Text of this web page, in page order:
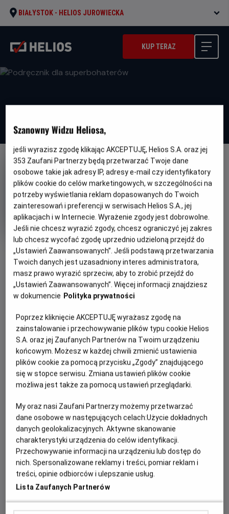
BIAŁYSTOK - HELIOS JUROWIECKA
KUP TERAZ
DUBBING WKRÓTCE
OBSERWUJ
Podręcznik dla superbohaterów
Oryginalny
tytuł
Handbok för superhjältar Gatunek
Animowany /
Familijny
Minimalny
wiek
Od 6 lat
Czas
trwania
91 min
Kraj
i
rok
produkcji
Szwecja
PREMIERA
REŻYSERIA
Anoo Bhagavan, Patrik
Forsberg
SCENARIUSZ
Anoo Bhagavan, Patrik
Forsberg
WIĘCEJ SZCZEGÓŁÓW
OPIS FILMU
10-letnia Lisa żyje w niewielkim miasteczku, gdzie nie ma
przyjaciół. Pewnego dnia znajduje "Podręcznik dla
Superbohaterów" i przemienia się w Czerwoną Maskę.
Ratując miasto będzie musiała znaleźć w sobie odwagę do
zmierzenia się ze swoimi lękami.
Szanowny Widzu Heliosa,
jeśli wyrazisz zgodę klikając AKCEPTUJĘ, Helios S.A. oraz jej
353 Zaufani Partnerzy będą przetwarzać Twoje dane
osobowe takie jak adresy IP, adresy e-mail czy identyfikatory
plików cookie do celów marketingowych, w szczególności na
potrzeby wyświetlania reklam dopasowanych do Twoich
zainteresowań i preferencji w serwisach Helios S.A., jej
aplikacjach i w Internecie. Wyrażenie zgody jest dobrowolne.
Jeśli nie chcesz wyrazić zgody, chcesz ograniczyć jej zakres
lub chcesz wycofać zgodę uprzednio udzieloną przejdź do
„Ustawień Zaawansowanych”. Jeśli podstawą przetwarzania
Twoich danych jest uzasadniony interes administratora,
masz prawo wyrazić sprzeciw, aby to zrobić przejdź do
„Ustawień Zaawansowanych”. Więcej informacji znajdziesz
w dokumencie Polityka prywatności
Poprzez kliknięcie AKCEPTUJĘ wyrażasz zgodę na
zainstalowanie i przechowywanie plików typu cookie Helios
S.A. oraz jej Zaufanych Partnerów na Twoim urządzeniu
końcowym. Możesz w każdej chwili zmienić ustawienia
plików cookie za pomocą przycisku „Zgody” znajdującego
się w stopce serwisu. Zmiana ustawień plików cookie
możliwa jest także za pomocą ustawień przeglądarki.
My oraz nasi Zaufani Partnerzy możemy przetwarzać
dane osobowe w następujących celach:Użycie dokładnych
danych geolokalizacyjnych. Aktywne skanowanie
charakterystyki urządzenia do celów identyfikacji.
Przechowywanie informacji na urządzeniu lub dostęp do
nich. Spersonalizowane reklamy i treści, pomiar reklam i
treści, opinie odbiorców i ulepszanie usług.
Lista Zaufanych Partnerów